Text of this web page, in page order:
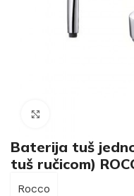
Baterija tuš
tuš ručicom)
Rocco